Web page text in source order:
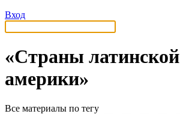
Вход
«Страны латинской
америки»
Все материалы по тегу